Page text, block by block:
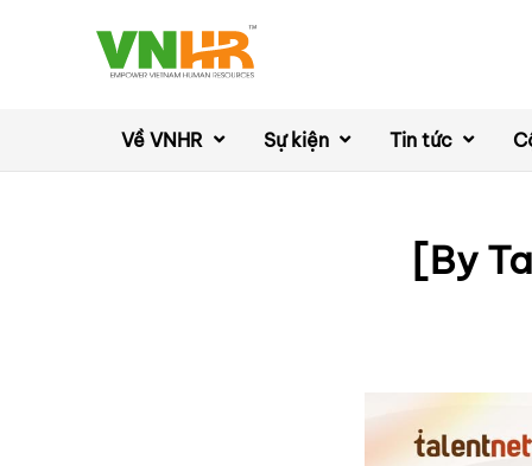
Về VNHR Sự kiện Tin tức
[By